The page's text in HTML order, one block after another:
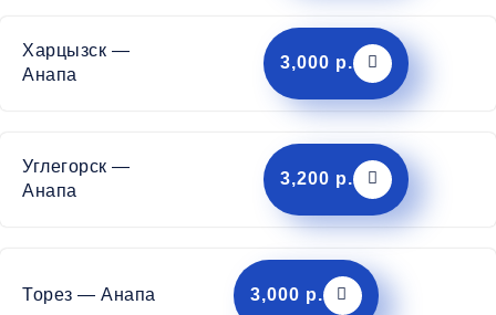
Харцызск —
Анапа
3,000 р.
Углегорск —
Анапа
3,200 р.
Торез — Анапа 3,000 р.